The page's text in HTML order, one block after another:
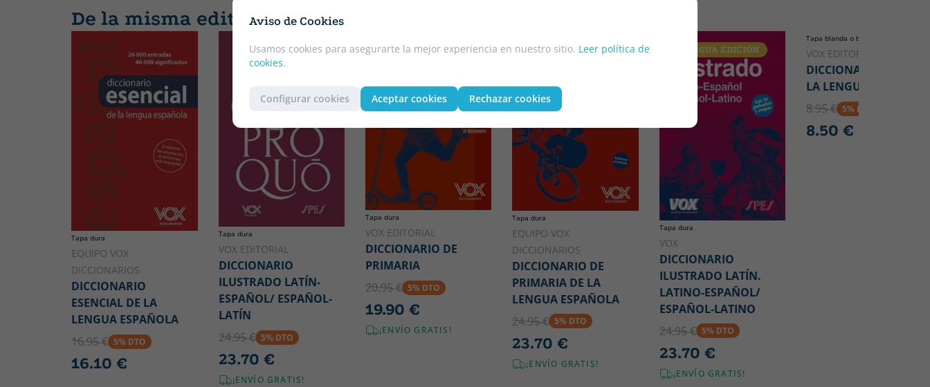
Aviso de Cookies
Usamos cookies para asegurarte la mejor experiencia en nuestro sitio. Leer política de
cookies.
Configurar cookies Aceptar cookies Rechazar cookies
De la misma editorial
Tapa dura
EQUIPO VOX
DICCIONARIOS
DICCIONARIO
ESENCIAL DE LA
LENGUA ESPAÑOLA
16.95 € 5% DTO
16.10 €
Tapa dura
VOX EDITORIAL
DICCIONARIO
ILUSTRADO LATÍN-
ESPAÑOL/ ESPAÑOL-
LATÍN
24.95 € 5% DTO
23.70 €
¡ENVÍO GRATIS!
ANTIGUA EDICIÓN
Tapa dura
VOX EDITORIAL
DICCIONARIO DE
PRIMARIA
20.95 € 5% DTO
19.90 €
¡ENVÍO GRATIS!
Tapa dura
EQUIPO VOX
DICCIONARIOS
DICCIONARIO DE
PRIMARIA DE LA
LENGUA ESPAÑOLA
24.95 € 5% DTO
23.70 €
¡ENVÍO GRATIS!
ANTIGUA EDICIÓN
Tapa dura
VOX
DICCIONARIO
ILUSTRADO LATÍN.
LATINO-ESPAÑOL/
ESPAÑOL-LATINO
24.95 € 5% DTO
23.70 €
¡ENVÍO GRATIS!
Tapa blanda o bolsillo
VOX EDITORIAL
DICCIONARIO MINI DE
LA LENGUA ESPAÑOLA
8.95 € 5% DTO
8.50 €